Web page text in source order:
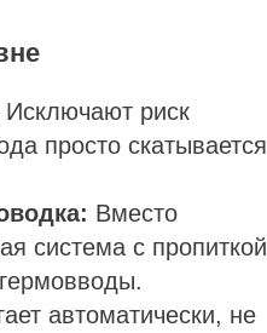
Исключают риск
просто скатывается
Вместо
система с пропиткой
автоматически, не